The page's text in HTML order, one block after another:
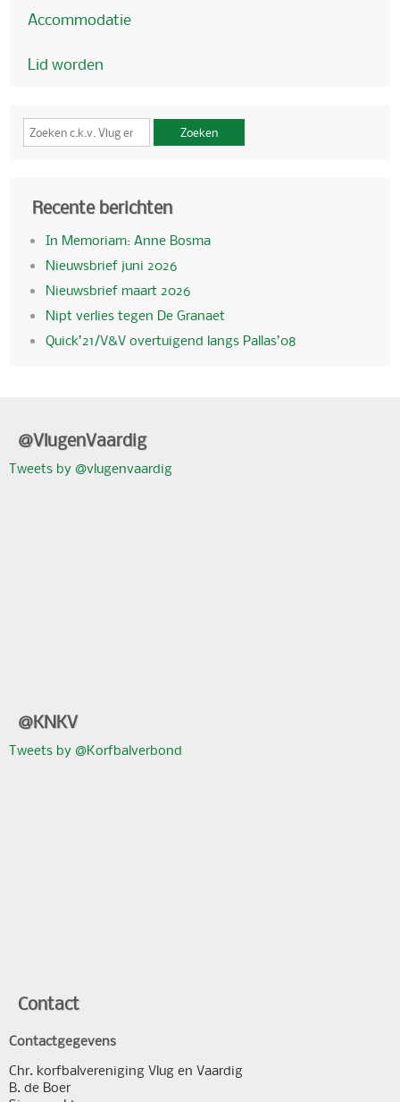
Accommodatie
Lid worden
Zoeken
Recente berichten
In Memoriam: Anne Bosma
Nieuwsbrief juni 2026
Nieuwsbrief maart 2026
Nipt verlies tegen De Granaet
Quick’21/V&V overtuigend langs Pallas’08
@VlugenVaardig
Tweets by @vlugenvaardig
@KNKV
Tweets by @Korfbalverbond
Contact
Contactgegevens
Chr. korfbalvereniging Vlug en Vaardig
B. de Boer